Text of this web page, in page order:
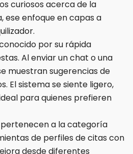
curiosos acerca de la
ese enfoque en capas a
por su rápida
Al enviar un chat o una
muestran sugerencias de
El sistema se siente ligero,
para quienes prefieren
a la categoría
de perfiles de citas con
desde diferentes